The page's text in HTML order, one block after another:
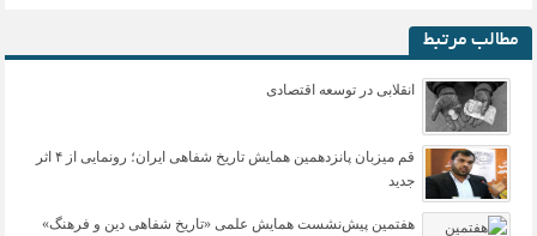
مطالب مرتبط
انقلابی در توسعه اقتصادی
قم میزبان پانزدهمین همایش تاریخ شفاهی ایران؛ رونمایی از ۴ اثر
جدید
هفتمین پیش‌نشست همایش علمی «تاریخ شفاهی دین و فرهنگ»